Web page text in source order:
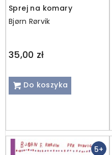
Sprej na komary
Bjørn Rørvik
35,00 zł
Do koszyka
5+